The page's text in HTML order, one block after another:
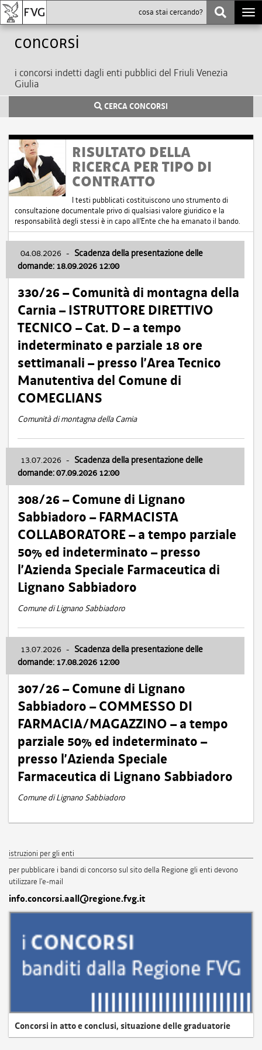
Concorsi
i concorsi indetti dagli enti pubblici del Friuli Venezia
Giulia
CERCA CONCORSI
RISULTATO DELLA
RICERCA PER TIPO DI
CONTRATTO
I testi pubblicati costituiscono uno strumento di
consultazione documentale privo di qualsiasi valore giuridico e la
responsabilità degli stessi è in capo all'Ente che ha emanato il bando.
04.08.2026 - Scadenza della presentazione delle
domande: 18.09.2026 12:00
330/26 – Comunità di montagna della
Carnia – ISTRUTTORE DIRETTIVO
TECNICO – Cat. D – a tempo
indeterminato e parziale 18 ore
settimanali – presso l’Area Tecnico
Manutentiva del Comune di
COMEGLIANS
Comunità di montagna della Carnia
13.07.2026 - Scadenza della presentazione delle
domande: 07.09.2026 12:00
308/26 – Comune di Lignano
Sabbiadoro – FARMACISTA
COLLABORATORE – a tempo parziale
50% ed indeterminato – presso
l’Azienda Speciale Farmaceutica di
Lignano Sabbiadoro
Comune di Lignano Sabbiadoro
13.07.2026 - Scadenza della presentazione delle
domande: 17.08.2026 12:00
307/26 – Comune di Lignano
Sabbiadoro – COMMESSO DI
FARMACIA/MAGAZZINO – a tempo
parziale 50% ed indeterminato –
presso l’Azienda Speciale
Farmaceutica di Lignano Sabbiadoro
Comune di Lignano Sabbiadoro
istruzioni per gli enti
per pubblicare i bandi di concorso sul sito della Regione gli enti devono
utilizzare l'e-mail
info.concorsi.aall@regione.fvg.it
Concorsi in atto e conclusi, situazione delle graduatorie